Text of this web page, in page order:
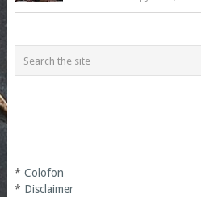
* Colofon
* Disclaimer